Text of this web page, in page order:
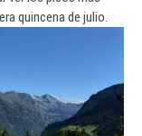
quincena de julio.